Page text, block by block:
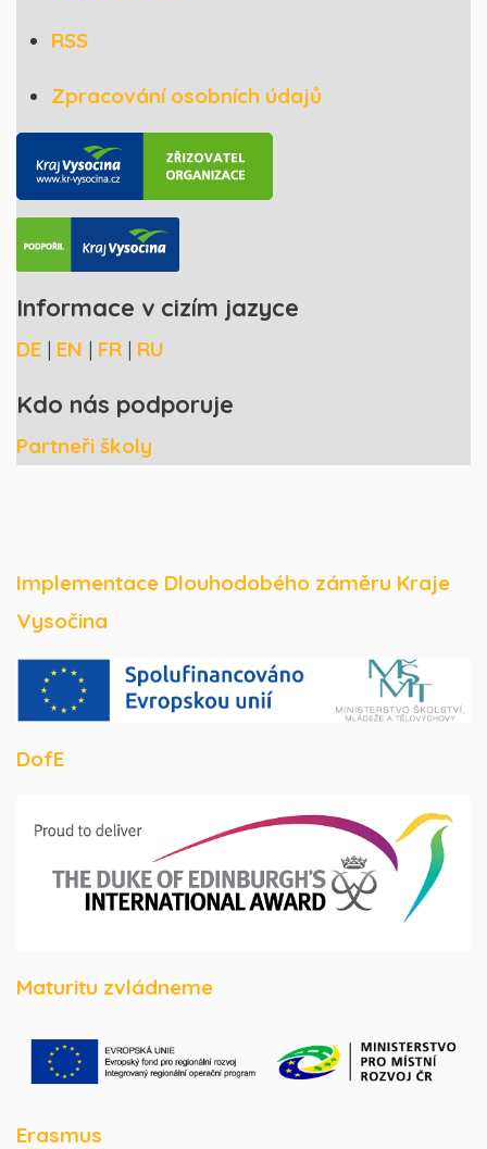
RSS
Zpracování osobních údajů
Informace v cizím jazyce
DE | EN | FR | RU
Kdo nás podporuje
Partneři školy
Implementace Dlouhodobého záměru Kraje
Vysočina
DofE
Maturitu zvládneme
Erasmus